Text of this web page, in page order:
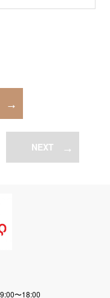
NEXT
〜18:00